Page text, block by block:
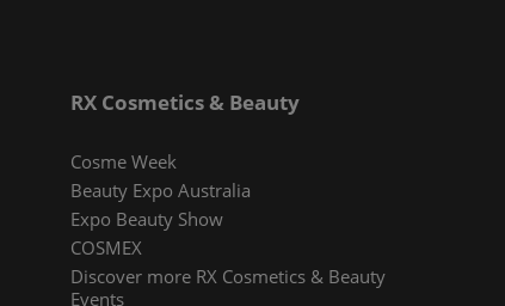
RX Cosmetics & Beauty
Cosme Week
Beauty Expo Australia
Expo Beauty Show
COSMEX
Discover more RX Cosmetics & Beauty
Events